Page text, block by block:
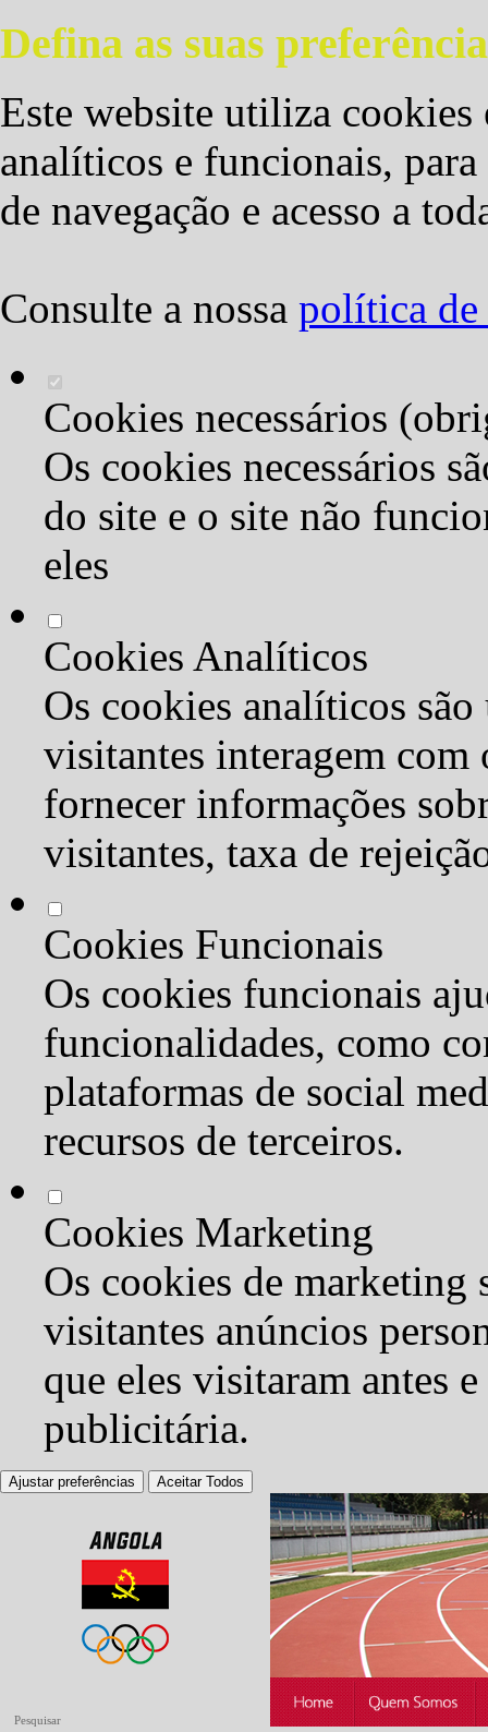
Defina as suas
Este website utiliza cookies
analíticos e funcionais,
de navegação e acesso a
Consulte a nossa política de
Cookies necessários
Os cookies necessários
do site e o site não
eles
Cookies Analíticos
Os cookies analíticos são
visitantes interagem com
fornecer informações
visitantes, taxa de
Cookies Funcionais
Os cookies funcionais
funcionalidades, como
plataformas de social
recursos de terceiros.
Cookies Marketing
Os cookies de marketing
visitantes anúncios
que eles visitaram antes
publicitária.
Ajustar preferências Aceitar Todos